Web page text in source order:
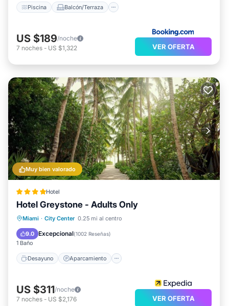
Piscina Balcón/Terraza
US $189/noche
7 noches - US $1,322 VER OFERTA
Muy bien valorado
Hotel
Hotel Greystone - Adults Only
Miami · City Center 0.25 mi al centro
9.0 Excepcional(1002 Reseñas)
1 Baño
Desayuno Aparcamiento
Desayuno Aparcamiento
Vista al mar
US $311/noche
7 noches - US $2,176 VER OFERTA